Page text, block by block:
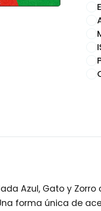
Azul, Gato y
forma única de